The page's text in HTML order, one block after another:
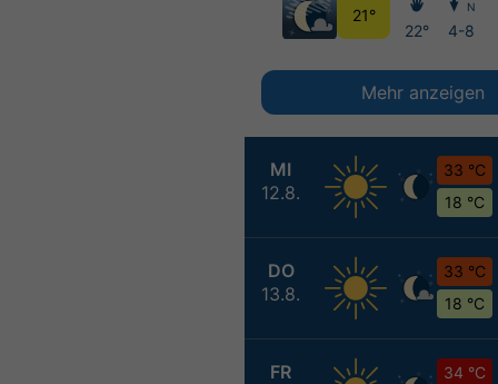
MI
12.8.
33 °C
18 °C
DO
13.8.
33 °C
18 °C
FR
34 °C
21°
22°
N
4-8
Mehr anzeigen